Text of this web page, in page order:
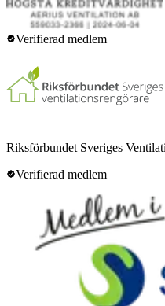
Verifierad medlem
Riksförbundet Sveriges
Verifierad medlem